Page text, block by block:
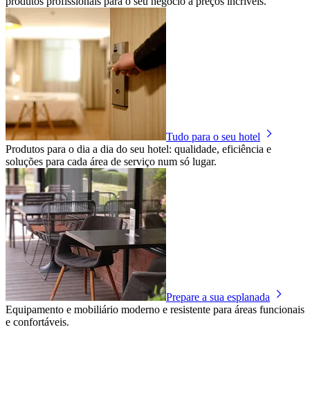
Tudo para o seu hotel
Produtos para o dia a dia do seu hotel: qualidade, eficiência e
soluções para cada área de serviço num só lugar.
Prepare a sua esplanada
Equipamento e mobiliário moderno e resistente para áreas funcionais
e confortáveis.